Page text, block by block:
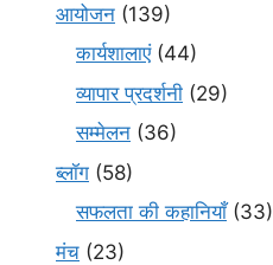
आयोजन (139)
कार्यशालाएं(44)
व्यापार प्रदर्शनी (29)
सम्मेलन (36)
ब्लॉग (58)
सफलता की कहानियाँ(33)
मंच (23)